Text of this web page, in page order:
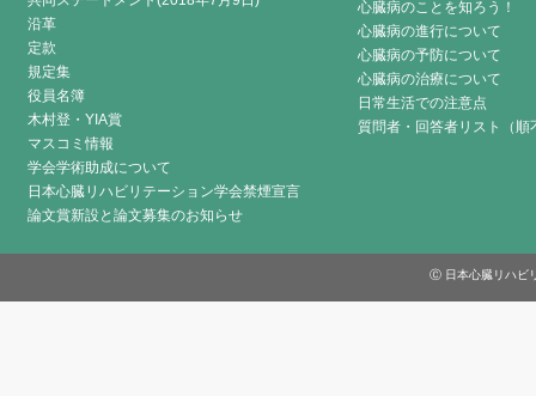
沿革
定款
規定集
役員名簿
木村登・YIA賞
マスコミ情報
学会学術助成について
日本心臓リハビリテーション学会禁煙宣言
論文賞新設と論文募集のお知らせ
心臓病のことを知ろう！
心臓病の進行について
心臓病の予防について
心臓病の治療について
日常生活での注意点
質問者・回答者リスト（順
Ⓒ 日本心臓リハビ